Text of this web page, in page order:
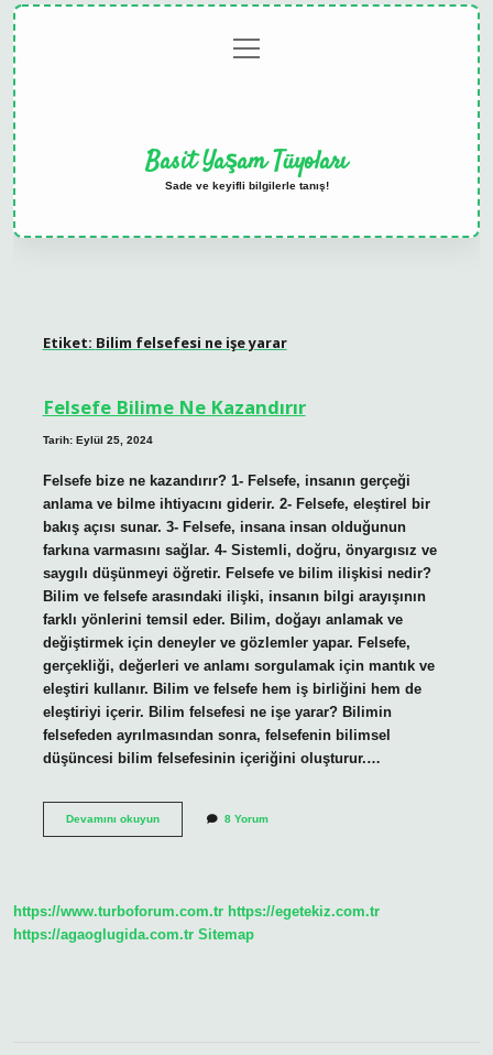
menüyü
aç
Basit Yaşam Tüyoları
Sade ve keyifli bilgilerle tanış!
Etiket: Bilim felsefesi ne işe yarar
Felsefe Bilime Ne Kazandırır
Tarih: Eylül 25, 2024
Felsefe bize ne kazandırır? 1- Felsefe, insanın gerçeği
anlama ve bilme ihtiyacını giderir. 2- Felsefe, eleştirel bir
bakış açısı sunar. 3- Felsefe, insana insan olduğunun
farkına varmasını sağlar. 4- Sistemli, doğru, önyargısız ve
saygılı düşünmeyi öğretir. Felsefe ve bilim ilişkisi nedir?
Bilim ve felsefe arasındaki ilişki, insanın bilgi arayışının
farklı yönlerini temsil eder. Bilim, doğayı anlamak ve
değiştirmek için deneyler ve gözlemler yapar. Felsefe,
gerçekliği, değerleri ve anlamı sorgulamak için mantık ve
eleştiri kullanır. Bilim ve felsefe hem iş birliğini hem de
eleştiriyi içerir. Bilim felsefesi ne işe yarar? Bilimin
felsefeden ayrılmasından sonra, felsefenin bilimsel
düşüncesi bilim felsefesinin içeriğini oluşturur.…
Devamını okuyunFelsefe
8 Yorum
https://www.turboforum.com.tr https://egetekiz.com.tr
https://agaoglugida.com.tr Sitemap